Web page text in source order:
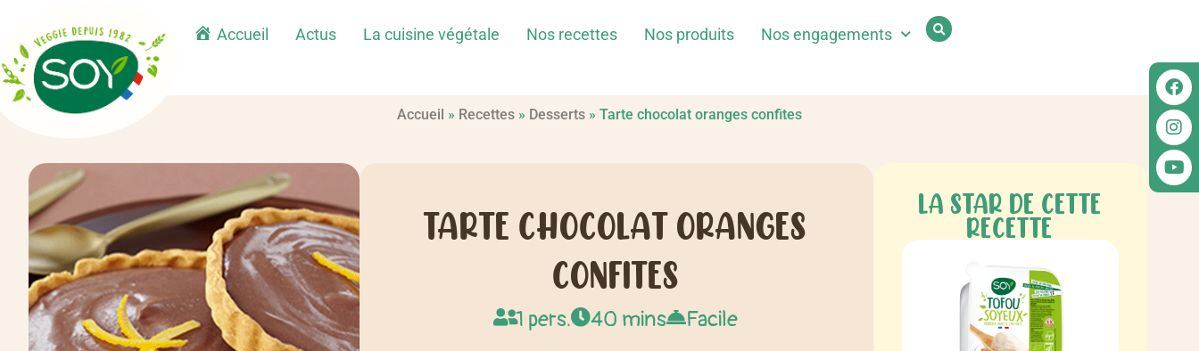
Accueil Actus La cuisine végétale Nos recettes Nos produits Nos engagements
Accueil » Recettes » Desserts » Tarte chocolat oranges confites
TARTE CHOCOLAT ORANGES
CONFITES
1 pers. 40 mins Facile
LA STAR DE CETTE
RECETTE